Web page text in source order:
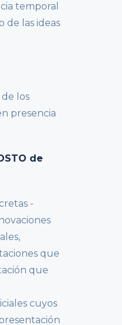
temporal
de las ideas
los
presencia
de
-
que
que
cuyos